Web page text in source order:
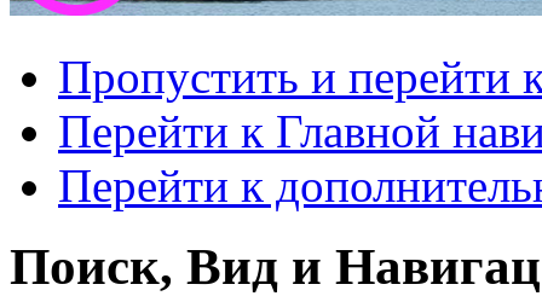
Пропустить и перейти
Перейти к Главной
Перейти к
Поиск, Вид и